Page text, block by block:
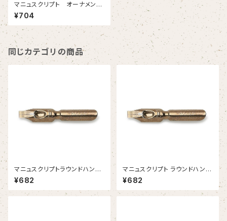
マニュスクリプト オーナメンタ
ル４００ 2.5mm 2本入
¥704
同じカテゴリの商品
マニュスクリプトラウンドハンド
１ 3.15mm 2本入
¥682
マニュスクリプト ラウンドハンド
0 3.75mm 2本入
¥682